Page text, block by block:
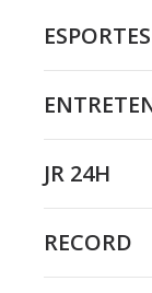
ESPORTES
JR 24H
RECORD